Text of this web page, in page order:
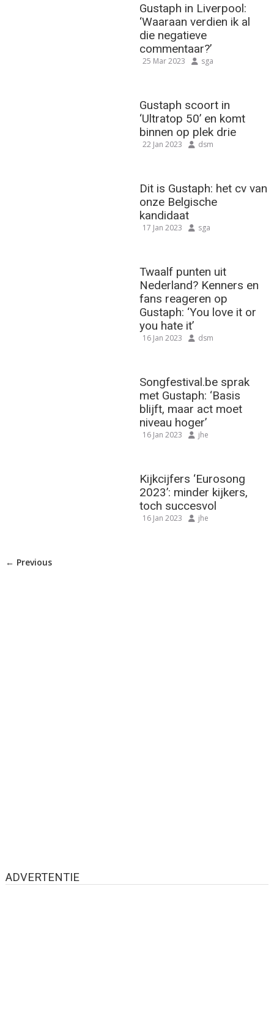
Gustaph in Liverpool:
‘Waaraan verdien ik al
die negatieve
commentaar?’
25 Mar 2023 sga
Gustaph scoort in
‘Ultratop 50’ en komt
binnen op plek drie
22 Jan 2023 dsm
Dit is Gustaph: het cv van
onze Belgische
kandidaat
17 Jan 2023 sga
Twaalf punten uit
Nederland? Kenners en
fans reageren op
Gustaph: ‘You love it or
you hate it’
16 Jan 2023 dsm
Songfestival.be sprak
met Gustaph: ‘Basis
blijft, maar act moet
niveau hoger’
16 Jan 2023 jhe
Kijkcijfers ‘Eurosong
2023’: minder kijkers,
toch succesvol
16 Jan 2023 jhe
← Previous
ADVERTENTIE